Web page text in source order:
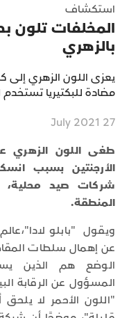
استكشاف
المخلفات تلون
بالزهري
يعزى اللون الزهري إلى
مضادة للبكتيريا تستخدم
27 July 2021
طغى اللون الزهري
الأرجنتين بسبب
شركات صيد
المنطقة.
ويقول "بابلو
عن إهمال سلطات
الوضع هم الذين
المسؤول عن الرقابة
"اللون الأحمر لا